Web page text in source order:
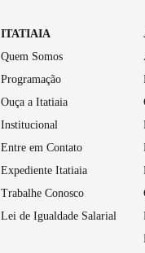
ITATIAIA
Quem Somos
Programação
Ouça a Itatiaia
Institucional
Entre em Contato
Expediente Itatiaia
Trabalhe Conosco
Lei de Igualdade Salarial